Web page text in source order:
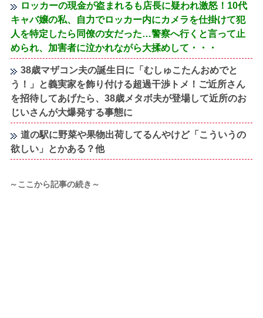
ロッカーの現金が盗まれるも店長に疑われ激怒！10代
キャバ嬢の私、自力でロッカー内にカメラを仕掛けて犯
人を特定したら同僚の女だった…警察へ行くと言って止
められ、加害者に泣かれながら大揉めして・・・
38歳マザコン夫の誕生日に「むしゅこたんおめでと
う！」と義実家を飾り付ける超過干渉トメ！ご近所さん
を招待してあげたら、38歳メタボ夫が登場して近所のお
じいさんが大爆発する事態に
道の駅に野菜や果物出荷してるんやけど「こういうの
欲しい」とかある？他
～ここから記事の続き～